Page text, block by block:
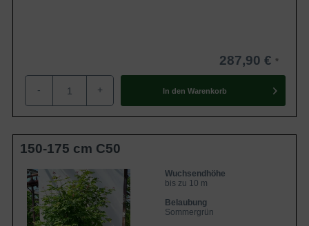
287,90 €
- + In den Warenkorb
150-175 cm C50
Wuchsendhöhe
bis zu 10 m
Belaubung
Sommergrün